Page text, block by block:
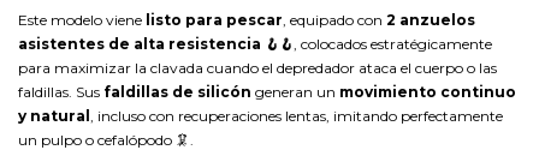
Este modelo viene listo para pescar, equipado con 2 anzuelos
asistentes de alta resistencia 🪝🪝, colocados estratégicamente
para maximizar la clavada cuando el depredador ataca el cuerpo o las
faldillas. Sus faldillas de silicón generan un movimiento continuo
y natural , incluso con recuperaciones lentas, imitando perfectamente
un pulpo o cefalópodo 🦑.